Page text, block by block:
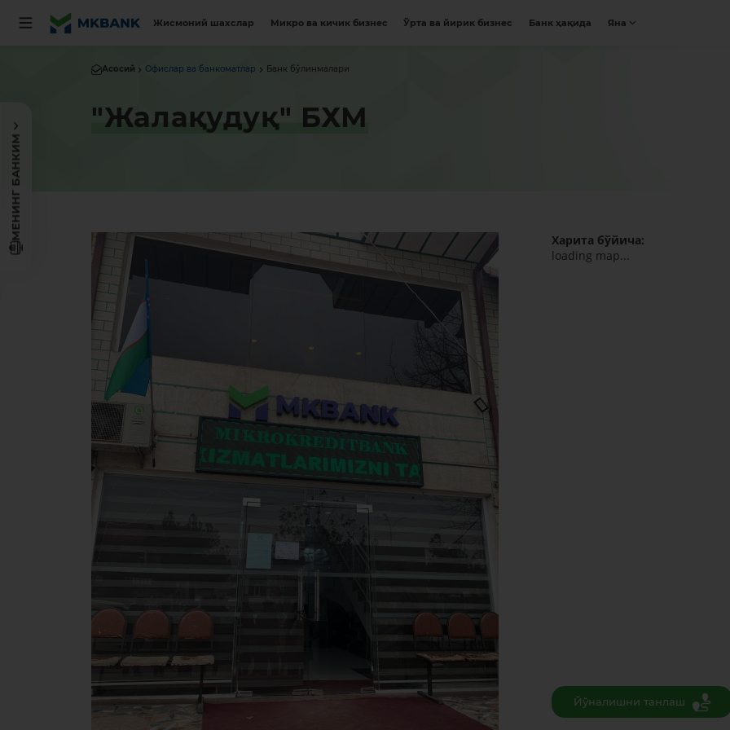
Жисмоний шахслар Микро ва кичик бизнес Ўрта ва йирик бизнес Банк ҳақида Яна
МЕНИНГ БАНКИМ
Асосий Офислар ва банкоматлар Банк бўлинмалари
"Жалақудуқ" БХМ
Харита бўйича:
loading map...
Йўналишни танлаш